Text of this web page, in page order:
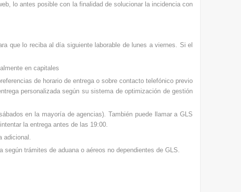
lo antes posible con la finalidad de solucionar la incidencia con
que lo reciba al día siguiente laborable de lunes a viernes. Si el
en capitales
de horario de entrega o sobre contacto telefónico previo
personalizada según su sistema de optimización de gestión
en la mayoría de agencias). También puede llamar a GLS
la entrega antes de las 19:00.
adicional.
trámites de aduana o aéreos no dependientes de GLS.